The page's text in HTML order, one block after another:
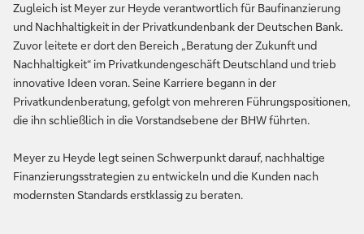
Zugleich ist Meyer zur Heyde verantwortlich für Baufinanzierung
und Nachhaltigkeit in der Privatkundenbank der Deutschen Bank.
Zuvor leitete er dort den Bereich „Beratung der Zukunft und
Nachhaltigkeit“ im Privatkundengeschäft Deutschland und trieb
innovative Ideen voran. Seine Karriere begann in der
Privatkundenberatung, gefolgt von mehreren Führungspositionen,
die ihn schließlich in die Vorstandsebene der BHW führten.
Meyer zu Heyde legt seinen Schwerpunkt darauf, nachhaltige
Finanzierungsstrategien zu entwickeln und die Kunden nach
modernsten Standards erstklassig zu beraten.